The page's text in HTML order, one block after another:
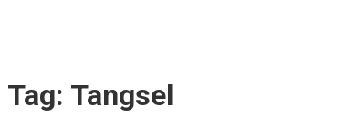
Tag: Tangsel